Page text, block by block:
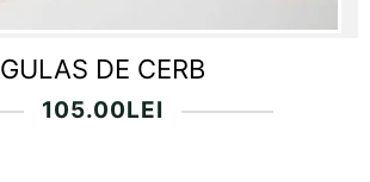
GULAS DE CERB
105.00LEI